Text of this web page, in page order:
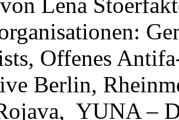
Offenes
Berlin,
YUNA –